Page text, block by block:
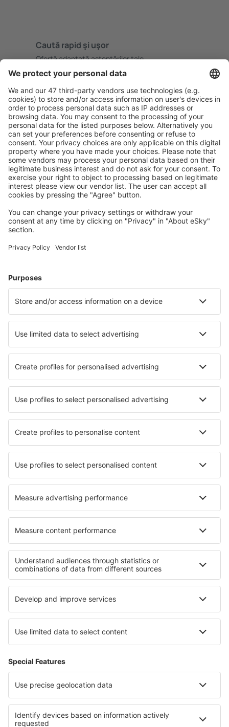
Caută rapid şi uşor
Ofertă adaptată aşteptărilor tale.
Planifică ȋn siguranţă
Rezervare fără griji cu opțiune gratuită de anulare.
Economiseşte mai mult
Prețuri atractive și oferte speciale pentru utilizatorii
conectați.
Cazarea preferată
Alege din peste 1,3 mil. de opţiuni: hoteluri, cabane,
Cele mai căutate hoteluri de către utilizatorii eSky
Hoteluri în Poprad
Hoteluri în Vysoke Tatry Hoteluri în Liptovsky Mikulas
Hoteluri în Banska Bystrica Hoteluri Krupina
Hoteluri Rimavska Sobota Hoteluri în L'ubeľa
Cele mai bune hoteluri - orașe
Hoteluri în Vathýlakkos Hoteluri în Algonquin
Hoteluri în Vilafranca del Penedes Hoteluri în Sahagun
Hoteluri în Villacarriedo Hoteluri în Carnac-Plage
Cele mai bune hoteluri - regiuni
Hoteluri în Slovacia Hoteluri in Šariš Hoteluri in Spis
Hoteluri in Upper Povazie Hoteluri in Kysuce
Hoteluri în Costa Vasca
Hoteluri in Black Forest Hoteluri Bansko province